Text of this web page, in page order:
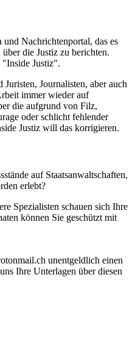
Nachrichtenportal, das es
die Justiz zu berichten.
"Inside Justiz".
Journalisten, aber auch
immer wieder auf
die aufgrund von Filz,
oder schlicht fehlender
Justiz will das korrigieren.
auf Staatsanwaltschaften,
erlebt?
Spezialisten schauen sich Ihre
können Sie geschützt mit
unentgeldlich einen
Ihre Unterlagen über diesen